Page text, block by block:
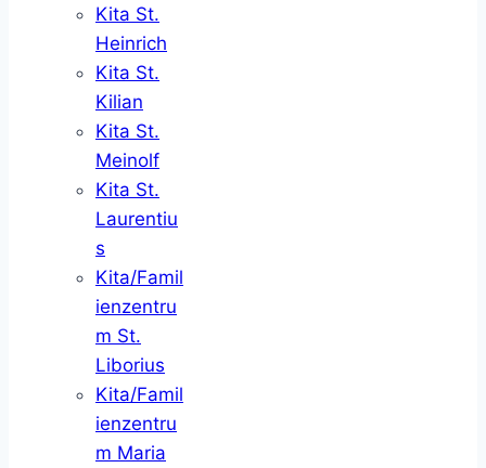
Kita St.
Heinrich
Kita St.
Kilian
Kita St.
Meinolf
Kita St.
Laurentiu
s
Kita/Famil
ienzentru
m St.
Liborius
Kita/Famil
ienzentru
m Maria